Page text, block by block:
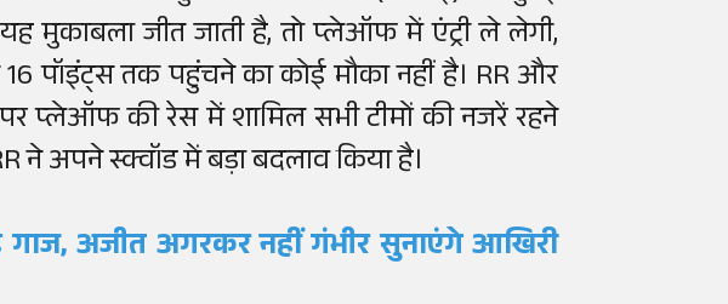
मुकाबला जीत जाती है, तो प्लेऑफ में एंट्री ले लेगी,
पॉइंट्स तक पहुंचने का कोई मौका नहीं है। RR और
प्लेऑफ की रेस में शामिल सभी टीमों की नजरें रहने
अपने स्क्वॉड में बड़ा बदलाव किया है।
गाज, अजीत अगरकर नहीं गंभीर सुनाएंगे आखिरी